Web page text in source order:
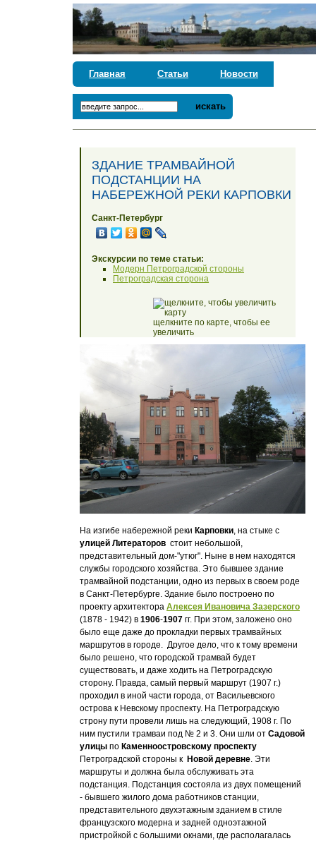
Главная Статьи Новости
искать
ЗДАНИЕ ТРАМВАЙНОЙ
ПОДСТАНЦИИ НА
НАБЕРЕЖНОЙ РЕКИ КАРПОВКИ
Санкт-Петербург
Экскурсии по теме статьи:
Модерн Петроградской стороны
Петроградская сторона
щелкните по карте, чтобы ее
увеличить
На изгибе набережной рекиКарповки, на стыке с
улицей Литераторов стоит небольшой,
представительный дом-"утюг". Ныне в нем находятся
службы городского хозяйства. Это бывшее здание
трамвайной подстанции, одно из первых в своем роде
в Санкт-Петербурге. Здание было построено по
проекту архитектораАлексея Ивановича Зазерского
(1878 - 1942) в1906-1907 гг. При этом, заложено оно
было еще даже до прокладки первых трамвайных
маршрутов в городе. Другое дело, что к тому времени
было решено, что городской трамвай будет
существовать, и даже ходить на Петроградскую
сторону. Правда, самый первый маршрут (1907 г.)
проходил в иной части города, от Васильевского
острова к Невскому проспекту. На Петроградскую
строну пути провели лишь на следующий, 1908 г. По
ним пустили трамваи под № 2 и 3. Они шли отСадовой
улицы поКаменноостровскому проспекту
Петроградской стороны кНовой деревне. Эти
маршруты и должна была обслуживать эта
подстанция. Подстанция состояла из двух помещений
- бывшего жилого дома работников станции,
представительного двухэтажным зданием в стиле
французского модерна и задней одноэтажной
пристройкой с большими окнами, где располагалась